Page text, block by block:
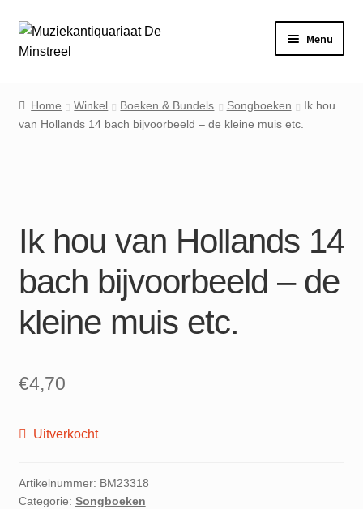
Ga
door
Ga
naar
Menu
Contact
Mijn account
Home Winkel Boeken & Bundels Songboeken
Ik hou
van Hollands 14 bach bijvoorbeeld – de kleine muis etc.
Ik hou van Hollands 14
bach bijvoorbeeld – de
kleine muis etc.
€4,70
Uitverkocht
Artikelnummer: BM23318
Categorie: Songboeken